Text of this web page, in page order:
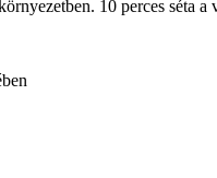
10 perces séta